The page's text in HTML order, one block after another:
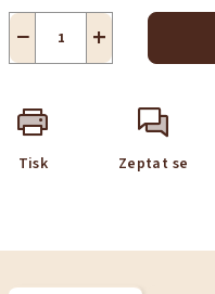
+
−
Tisk Zeptat se